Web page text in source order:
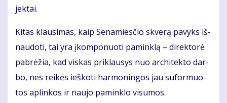
jek­tai.
Ki­tas klau­si­mas, kaip Se­na­mies­čio skve­rą pa­vyks iš­
nau­do­ti, tai yra įkom­po­nuo­ti pa­min­klą – di­rek­to­rė
pa­brė­žia, kad vis­kas pri­klau­sys nuo ar­chi­tek­to dar­
bo, nes rei­kės ieš­ko­ti har­mo­nin­gos jau su­for­muo­
tos ap­lin­kos ir nau­jo pa­min­klo vi­su­mos.